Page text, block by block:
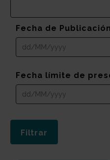
Fecha de
Fecha límite de